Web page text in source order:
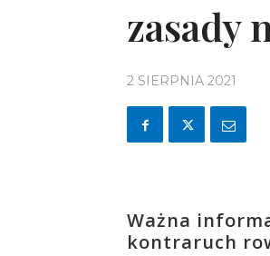
zasady
2 SIERPNIA 2021
Ważna
kontraruch